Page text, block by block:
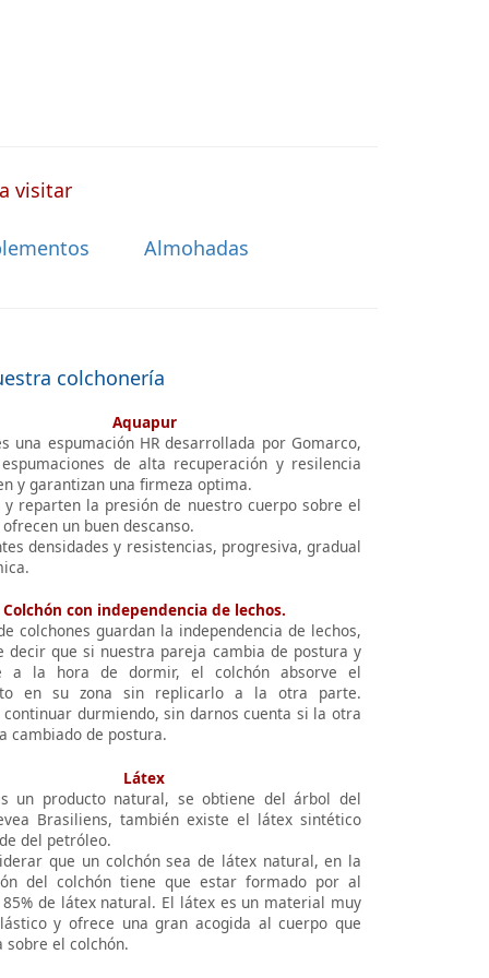
visitar
Almohadas
colchonería
Aquapur
una espumación HR desarrollada por Gomarco,
de alta recuperación y resilencia
y garantizan una firmeza optima.
y reparten la presión de nuestro cuerpo sobre el
un buen descanso.
densidades y resistencias, progresiva, gradual
Colchón con independencia de lechos.
colchones guardan la independencia de lechos,
decir que si nuestra pareja cambia de postura y
a la hora de dormir, el colchón absorve el
en su zona sin replicarlo a la otra parte.
continuar durmiendo, sin darnos cuenta si la otra
cambiado de postura.
Látex
un producto natural, se obtiene del árbol del
Brasiliens, también existe el látex sintético
del petróleo.
que un colchón sea de látex natural, en la
del colchón tiene que estar formado por al
85% de látex natural. El látex es un material muy
y ofrece una gran acogida al cuerpo que
sobre el colchón.